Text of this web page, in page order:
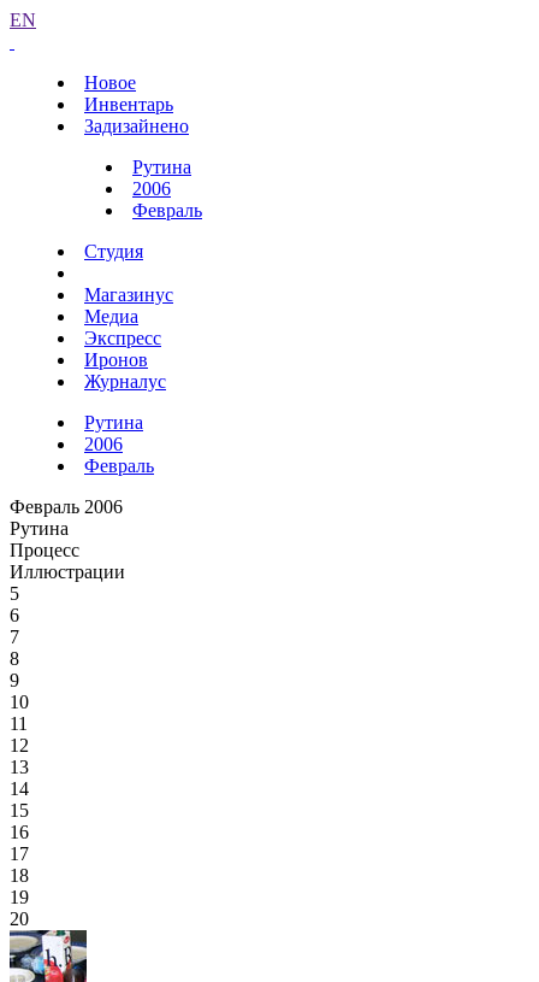
EN
Новое
Инвентарь
Задизайнено
Рутина
2006
Февраль
Студия
Магазинус
Медиа
Экспресс
Иронов
Журналус
Рутина
2006
Февраль
Февраль 2006
Рутина
Процесс
Иллюстрации
5
6
7
8
9
10
11
12
13
14
15
16
17
18
19
20